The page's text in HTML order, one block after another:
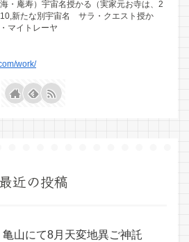
・庵寿）宇宙名授かる（実家元お寺は、2
新たな別宇宙名 サラ・クエスト授か
マイトレーヤ
work/
最近の投稿
山にて8月天変地異ご神託